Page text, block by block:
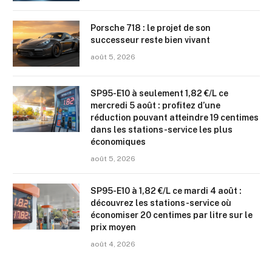
Porsche 718 : le projet de son
successeur reste bien vivant
août 5, 2026
SP95-E10 à seulement 1,82 €/L ce
mercredi 5 août : profitez d’une
réduction pouvant atteindre 19 centimes
dans les stations-service les plus
économiques
août 5, 2026
SP95-E10 à 1,82 €/L ce mardi 4 août :
découvrez les stations-service où
économiser 20 centimes par litre sur le
prix moyen
août 4, 2026